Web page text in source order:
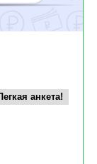
анкета!